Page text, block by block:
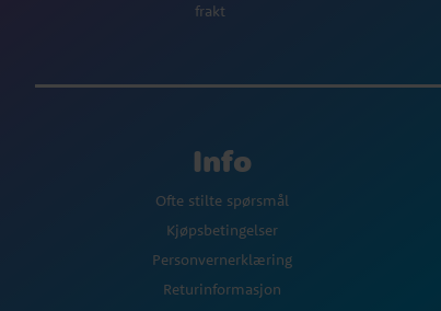
frakt
Info
Ofte stilte spørsmål
Kjøpsbetingelser
Personvernerklæring
Returinformasjon